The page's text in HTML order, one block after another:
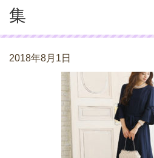
集
2018年8月1日